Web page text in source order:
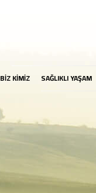
BİZ KİMİZ SAĞLIKLI YAŞAM